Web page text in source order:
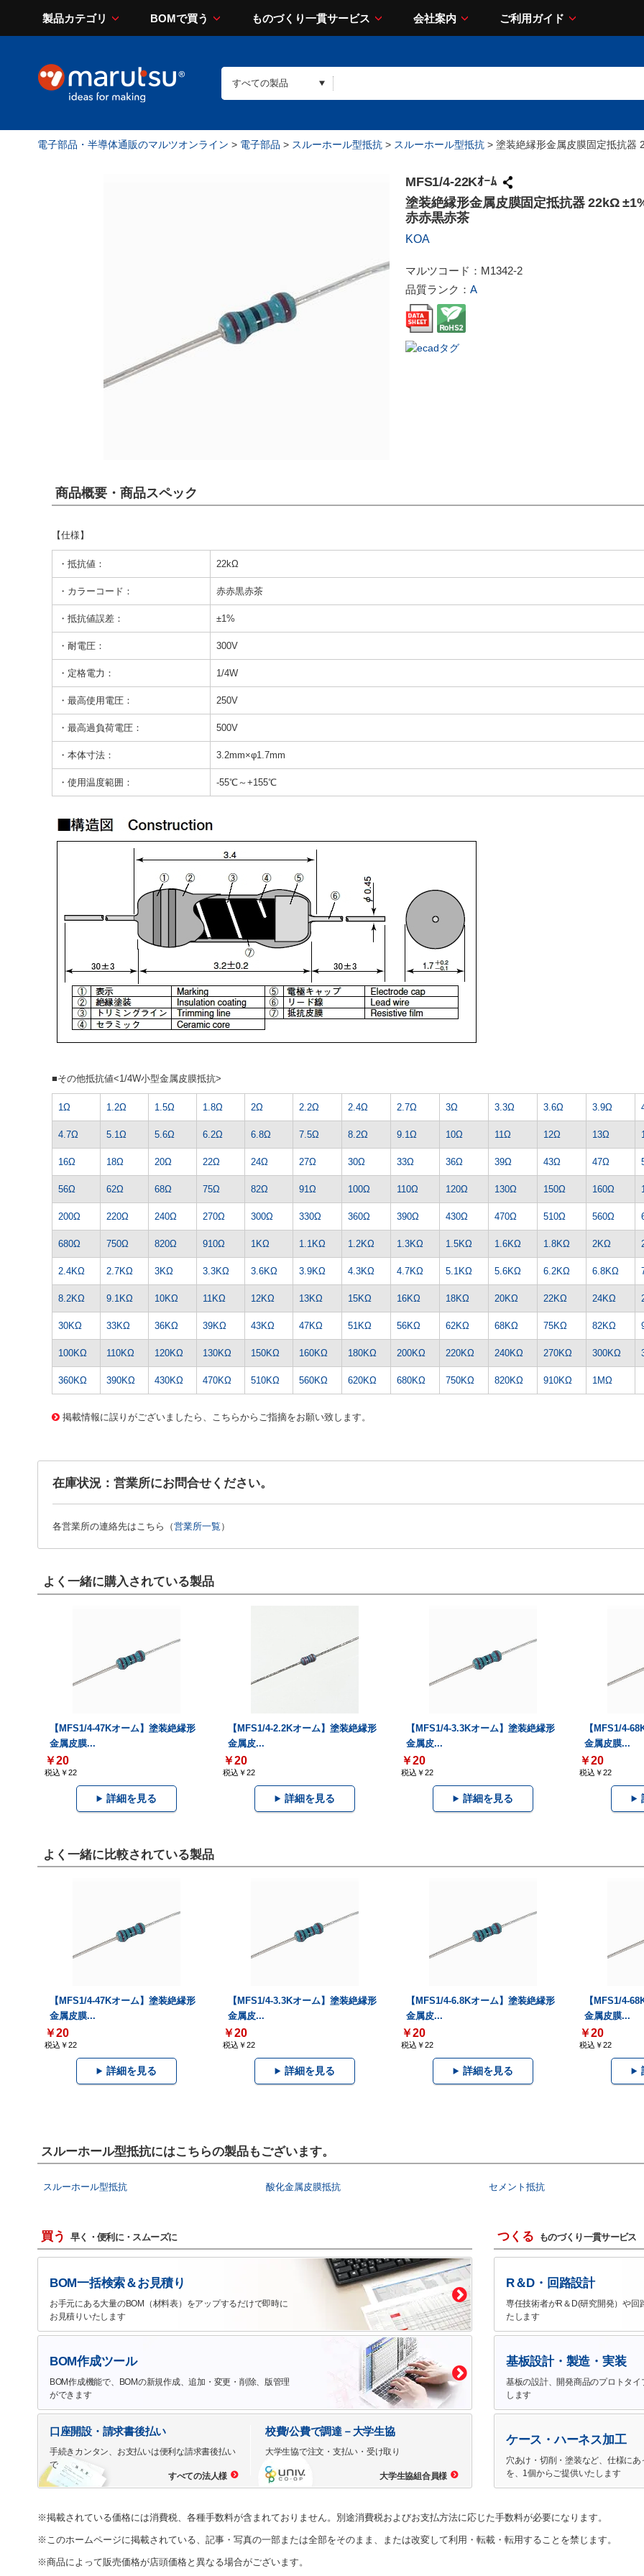
製品カテゴリ BOMで買う ものづくり一貫サービス 会社案内 ご利用ガイド
電子部品・半導体通販のマルツオンライン > 電子部品 > スルーホール型抵抗 > スルーホール型抵抗 > 塗装絶縁形金属皮膜固定抵抗器
MFS1/4-22Kｵｰﾑ
塗装絶縁形金属皮膜固定抵抗器 22kΩ
赤赤黒赤茶
KOA
マルツコード： M1342-2
品質ランク： A
商品概要・商品スペック
【仕様】
・抵抗値： 22kΩ
・カラーコード： 赤赤黒赤茶
・抵抗値誤差： ±1%
・耐電圧： 300V
・定格電力： 1/4W
・最高使用電圧： 250V
・最高過負荷電圧： 500V
・本体寸法： 3.2mm×φ1.7mm
・使用温度範囲： -55℃～+155℃
■その他抵抗値<1/4W小型金属皮膜抵抗>
1Ω 1.2Ω 1.5Ω 1.8Ω 2Ω 2.2Ω 2.4Ω 2.7Ω 3Ω 3.3Ω 3.6Ω 3.9Ω
4.7Ω 5.1Ω 5.6Ω 6.2Ω 6.8Ω 7.5Ω 8.2Ω 9.1Ω 10Ω 11Ω 12Ω 13Ω
16Ω 18Ω 20Ω 22Ω 24Ω 27Ω 30Ω 33Ω 36Ω 39Ω 43Ω 47Ω
56Ω 62Ω 68Ω 75Ω 82Ω 91Ω 100Ω 110Ω 120Ω 130Ω 150Ω 160Ω
200Ω 220Ω 240Ω 270Ω 300Ω 330Ω 360Ω 390Ω 430Ω 470Ω 510Ω 560Ω
680Ω 750Ω 820Ω 910Ω 1KΩ 1.1KΩ 1.2KΩ 1.3KΩ 1.5KΩ 1.6KΩ 1.8KΩ 2KΩ
2.4KΩ 2.7KΩ 3KΩ 3.3KΩ 3.6KΩ 3.9KΩ 4.3KΩ 4.7KΩ 5.1KΩ 5.6KΩ 6.2KΩ 6.8KΩ
8.2KΩ 9.1KΩ 10KΩ 11KΩ 12KΩ 13KΩ 15KΩ 16KΩ 18KΩ 20KΩ 22KΩ 24KΩ
30KΩ 33KΩ 36KΩ 39KΩ 43KΩ 47KΩ 51KΩ 56KΩ 62KΩ 68KΩ 75KΩ 82KΩ
100KΩ 110KΩ 120KΩ 130KΩ 150KΩ 160KΩ 180KΩ 200KΩ 220KΩ 240KΩ 270KΩ 300KΩ
360KΩ 390KΩ 430KΩ 470KΩ 510KΩ 560KΩ 620KΩ 680KΩ 750KΩ 820KΩ 910KΩ
1MΩ
掲載情報に誤りがございましたら、こちらからご指摘をお願い致します。
在庫状況：営業所にお問合せください。
各営業所の連絡先はこちら（営業所一覧 ）
よく一緒に購入されている製品
【MFS1/4-47Kオーム】塗装絶縁形
金属皮膜...
￥20
税込￥22
詳細を見る
【MFS1/4-2.2Kオーム】塗装絶縁形
金属皮...
￥20
税込￥22
詳細を見る
【MFS1/4-3.3Kオーム】塗装絶縁形
金属皮...
￥20
税込￥22
詳細を見る
【MFS1/4-
金属皮膜...
￥20
税込￥22
よく一緒に比較されている製品
【MFS1/4-47Kオーム】塗装絶縁形
金属皮膜...
￥20
税込￥22
詳細を見る
【MFS1/4-3.3Kオーム】塗装絶縁形
金属皮...
￥20
税込￥22
詳細を見る
【MFS1/4-6.8Kオーム】塗装絶縁形
金属皮...
￥20
税込￥22
詳細を見る
【MFS1/4-
金属皮膜...
￥20
税込￥22
スルーホール型抵抗にはこちらの製品もございます。
スルーホール型抵抗 酸化金属皮膜抵抗 セメント抵抗
買う 早く・便利に・スムーズに
BOM一括検索＆お見積り
お手元にある大量のBOM（材料表）をアップするだけで即時に
お見積りいたします
BOM作成ツール
BOM作成機能で、BOMの新規作成、追加・変更・削除、版管理
ができます
口座開設・請求書後払い
手続きカンタン、お支払いは便利な請求書後払い
で
すべての法人様
校費/公費で調達－大学生協
大学生協で注文・支払い・受け取り
大学生協組合員様
つくる ものづくり一貫サービス
R＆D・回路設計
専任技術者がR＆D(研究開発）や回
たします
基板設計・製造・実装
基板の設計、開発商品のプロトタ
します
ケース・ハーネス加工
穴あけ・切削・塗装など、仕様に
を、1個からご提供いたします
※掲載されている価格には消費税、各種手数料が含まれておりません。別途消費税およびお支払方法に応じた手数料が必要になります。
※このホームページに掲載されている、記事・写真の一部または全部をそのまま、または改変して利用・転載・転用することを禁じます。
※商品によって販売価格が店頭価格と異なる場合がございます。